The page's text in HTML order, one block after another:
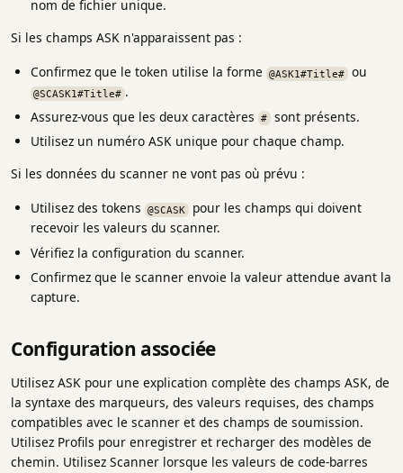
nom de fichier unique.
Si les champs ASK n'apparaissent pas :
Confirmez que le token utilise la forme
@ASK1#Title# ou
@SCASK1#Title# .
Assurez-vous que les deux caractères
#
sont présents.
Utilisez un numéro ASK unique pour chaque champ.
Si les données du scanner ne vont pas où prévu :
Utilisez des tokens
@SCASK
pour les champs qui doivent
recevoir les valeurs du scanner.
Vérifiez la configuration du scanner.
Confirmez que le scanner envoie la valeur attendue avant la
capture.
Configuration associée
Utilisez ASK pour une explication complète des champs ASK, de
la syntaxe des marqueurs, des valeurs requises, des champs
compatibles avec le scanner et des champs de soumission.
Utilisez Profils pour enregistrer et recharger des modèles de
chemin. Utilisez Scanner lorsque les valeurs de code-barres